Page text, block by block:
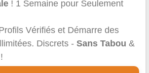
! 1 Semaine pour Seulement
Vérifiés et Démarre des
Discrets - Sans Tabou &